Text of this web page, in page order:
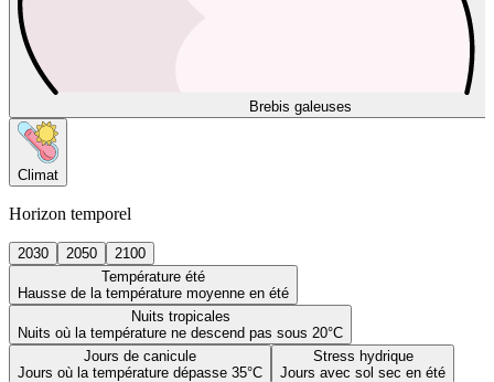
Brebis galeuses
Climat
Horizon temporel
2030 2050
2100
Température été
Hausse de la température moyenne en été
Nuits tropicales
Nuits où la température ne descend pas sous 20°C
Jours de canicule
Jours où la température dépasse 35°C
Stress hydrique
Jours avec sol sec en été